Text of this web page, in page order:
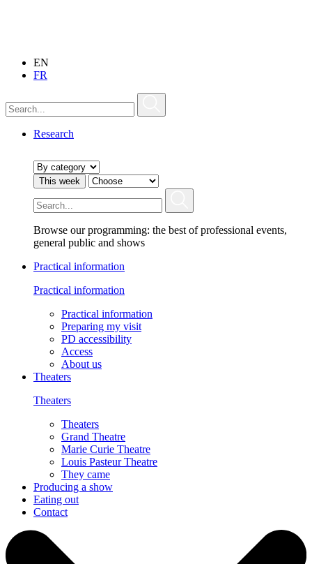
EN
FR
Research
This week
Browse our programming: the best of professional events,
general public and shows
Practical information
Practical information
Practical information
Preparing my visit
PD accessibility
Access
About us
Theaters
Theaters
Theaters
Grand Theatre
Marie Curie Theatre
Louis Pasteur Theatre
They came
Producing a show
Eating out
Contact